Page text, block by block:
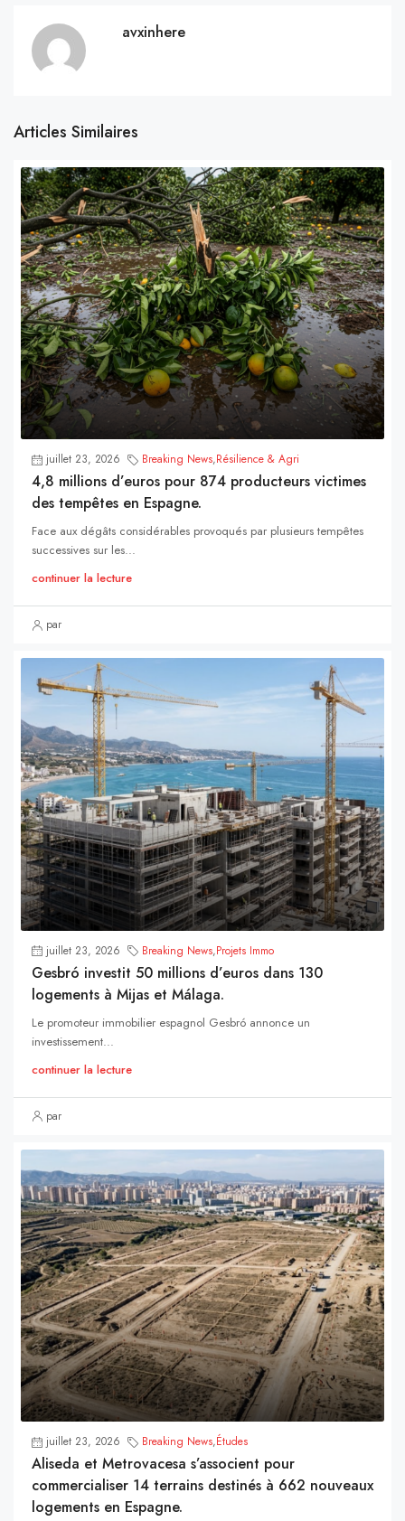
avxinhere
Articles Similaires
juillet 23, 2026 Breaking News,Résilience & Agri
4,8 millions d’euros pour 874 producteurs victimes
des tempêtes en Espagne.
Face aux dégâts considérables provoqués par plusieurs tempêtes
successives sur les...
continuer la lecture
par
juillet 23, 2026 Breaking News,Projets Immo
Gesbró investit 50 millions d’euros dans 130
logements à Mijas et Málaga.
Le promoteur immobilier espagnol Gesbró annonce un
investissement...
continuer la lecture
par
juillet 23, 2026 Breaking News,Études
Aliseda et Metrovacesa s’associent pour
commercialiser 14 terrains destinés à 662 nouveaux
logements en Espagne.